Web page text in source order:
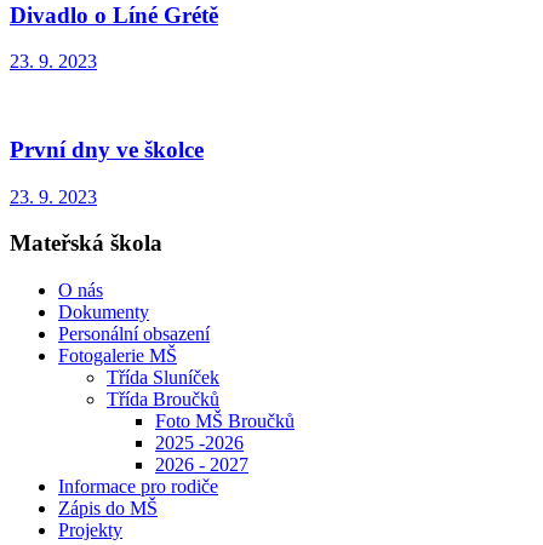
Divadlo o Líné Grétě
23. 9. 2023
První dny ve školce
23. 9. 2023
Mateřská škola
O nás
Dokumenty
Personální obsazení
Fotogalerie MŠ
Třída Sluníček
Třída Broučků
Foto MŠ Broučků
2025 -2026
2026 - 2027
Informace pro rodiče
Zápis do MŠ
Projekty